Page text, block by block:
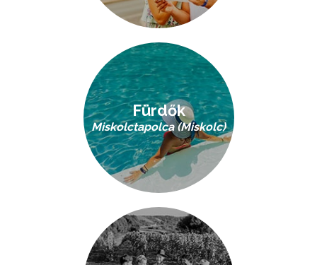
Fürdők
Miskolctapolca (Miskolc)